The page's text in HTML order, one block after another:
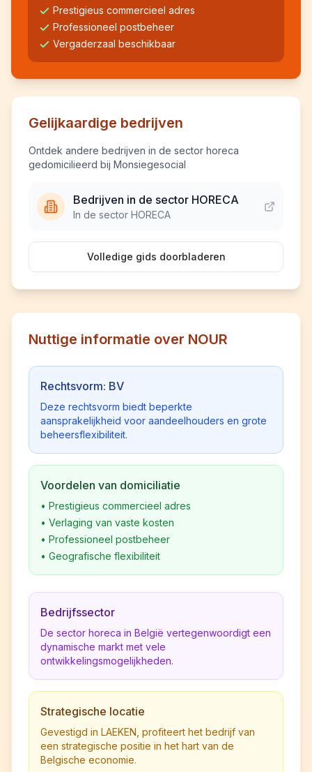
Prestigieus commercieel adres
Professioneel postbeheer
Vergaderzaal beschikbaar
Gelijkaardige bedrijven
Ontdek andere bedrijven in de sector horeca
gedomicilieerd bij Monsiegesocial
Bedrijven in de sector HORECA
In de sector HORECA
Volledige gids doorbladeren
Nuttige informatie over NOUR
Rechtsvorm: BV
Deze rechtsvorm biedt beperkte
aansprakelijkheid voor aandeelhouders en grote
beheersflexibiliteit.
Voordelen van domiciliatie
• Prestigieus commercieel adres
• Verlaging van vaste kosten
• Professioneel postbeheer
• Geografische flexibiliteit
Bedrijfssector
De sector horeca in België vertegenwoordigt een
dynamische markt met vele
ontwikkelingsmogelijkheden.
Strategische locatie
Gevestigd in LAEKEN, profiteert het bedrijf van
een strategische positie in het hart van de
Belgische economie.